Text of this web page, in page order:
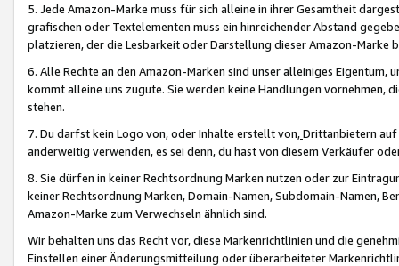
5. Jede Amazon-Marke muss für sich alleine in ihrer Gesamtheit
grafischen oder Textelementen muss ein hinreichender Abstand
platzieren, der die Lesbarkeit oder Darstellung dieser Amazon-Marke
6. Alle Rechte an den Amazon-Marken sind unser alleiniges
kommt alleine uns zugute. Sie werden keine Handlungen vornehmen,
stehen.
7. Du darfst kein Logo von, oder Inhalte erstellt von,Drittanbietern auf
anderweitig verwenden, es sei denn, du hast von diesem Verkäufer
8. Sie dürfen in keiner Rechtsordnung Marken nutzen oder zur
keiner Rechtsordnung Marken, Domain-Namen, Subdomain-Namen,
Amazon-Marke zum Verwechseln ähnlich sind.
Wir behalten uns das Recht vor, diese Markenrichtlinien und die
Einstellen einer Änderungsmitteilung oder überarbeiteter